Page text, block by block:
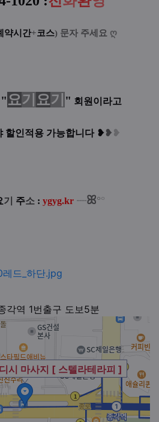
약시간+코스) 문자 주세요 ღ
"요기 요기 " 회원이라고
할인적용 가능합니다 ❥❥ ❥
기 주소 : ygyg.kr ┈ꕤ°°
각역 1번출구 도보5분
시 마사지 [ 스텔라테라피 ]